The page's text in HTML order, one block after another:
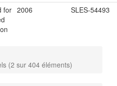
for 2006 SLES-54493
(2 sur 404 éléments)